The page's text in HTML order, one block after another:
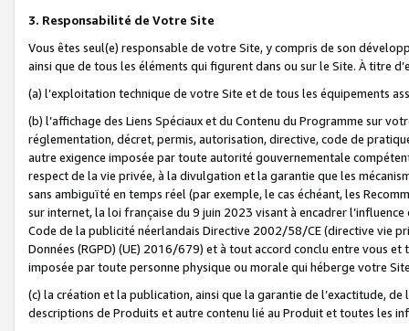
3. Responsabilité de Votre Site
Vous êtes seul(e) responsable de votre Site, y compris de son
ainsi que de tous les éléments qui figurent dans ou sur le Site. À titre
(a) l’exploitation technique de votre Site et de tous les équipements
(b) l’affichage des Liens Spéciaux et du Contenu du Programme sur
réglementation, décret, permis, autorisation, directive, code de
autre exigence imposée par toute autorité gouvernementale
respect de la vie privée, à la divulgation et la garantie que les
sans ambiguïté en temps réel (par exemple, le cas échéant, les
sur internet, la loi française du 9 juin 2023 visant à encadrer
Code de la publicité néerlandais Directive 2002/58/CE (directive vie
Données (RGPD) (UE) 2016/679) et à tout accord conclu entre vous
imposée par toute personne physique ou morale qui héberge votre
(c) la création et la publication, ainsi que la garantie de l’exactitude,
descriptions de Produits et autre contenu lié au Produit et toutes les